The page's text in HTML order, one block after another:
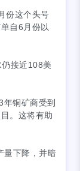
份这个头号
自6月份以
接近108美
铜矿商受到
。这将有助
下降，并暗